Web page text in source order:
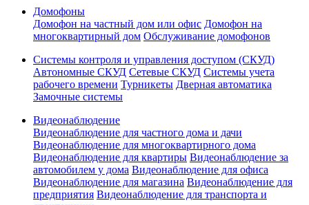
Домофоны
Домофон на частный дом или офис Домофон на
многоквартирный дом Обслуживание домофонов
Системы контроля и управления доступом (СКУД)
Автономные СКУД Сетевые СКУД Системы учета
рабочего времени Турникеты Дверная автоматика
Замочные системы
Видеонаблюдение
Видеонаблюдение для частного дома и дачи
Видеонаблюдение для многоквартирного дома
Видеонаблюдение для квартиры Видеонаблюдение за
автомобилем у дома Видеонаблюдение для офиса
Видеонаблюдение для магазина Видеонаблюдение для
предприятия Видеонаблюдение для транспорта и